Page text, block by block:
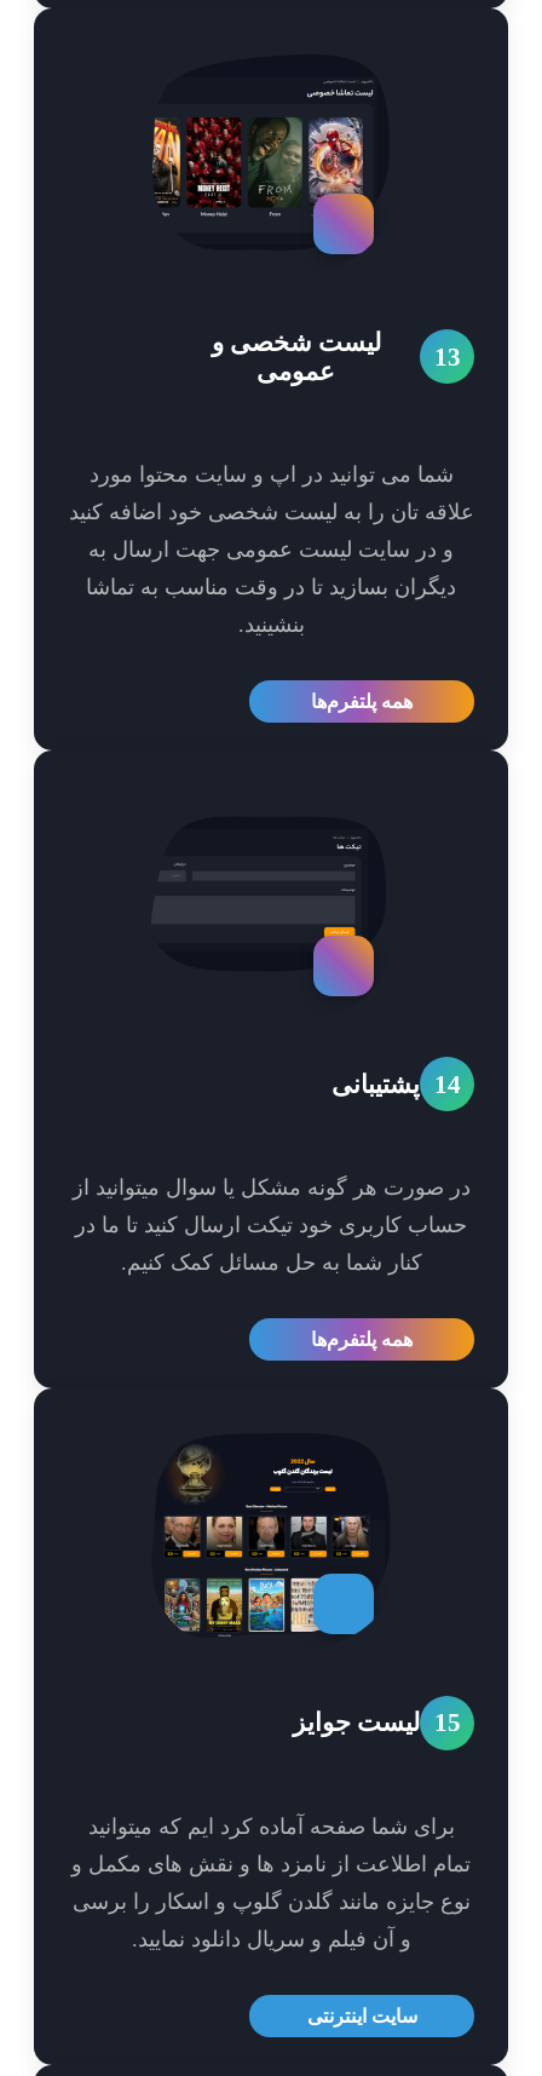
لیست شخصی و
عمومی
شما می توانید در اپ و سایت محتوا مورد
تان را به لیست شخصی خود اضافه کنید
و در سایت لیست عمومی جهت ارسال به
دیگران بسازید تا در وقت مناسب به تماشا
همه پلتفرم‌ها
پشتیبانی
صورت هر گونه مشکل یا سوال میتوانید از
کاربری خود تیکت ارسال کنید تا ما در
کنار شما به حل مسائل کمک کنیم.
همه پلتفرم‌ها
لیست جوایز
برای شما صفحه آماده کرد ایم که میتوانید
اطلاعت از نامزد ها و نقش های مکمل و
جایزه مانند گلدن گلوپ و اسکار را برسی
و آن فیلم و سریال دانلود نمایید.
سایت اینترنتی